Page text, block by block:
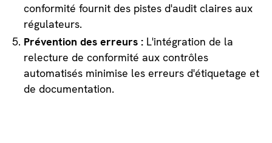
conformité fournit des pistes d'audit claires aux
régulateurs.
Prévention des erreurs : L'intégration de la
relecture de conformité aux contrôles
automatisés minimise les erreurs d'étiquetage et
de documentation.